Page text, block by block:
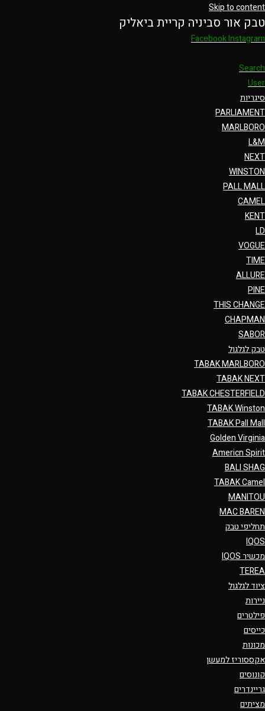
Skip to content
טבק אור סביניה קריית ביאליק
FacebookInstagram
Search
User
סיגריות
PARLIAMENT
MARLBORO
L&M
NEXT
WINSTON
PALL MALL
CAMEL
KENT
LD
VOGUE
TIME
ALLURE
PINE
THIS CHANGE
CHAPMAN
SABOR
טבק לגלגול
TABAK MARLBORO
TABAK NEXT
TABAK CHESTERFIELD
TABAK Winston
TABAK Pall Mall
Golden Virginia
Americn Spirit
BALI SHAG
TABAK Camel
MANITOU
MAC BAREN
תחליפי טבק
IQOS
מכשיר IQOS
TEREA
ציוד לגלגול
ניירות
פילטרים
כייסים
מכונות
אקססוריז למעשן
קונוסים
גריינדרים
מציתים